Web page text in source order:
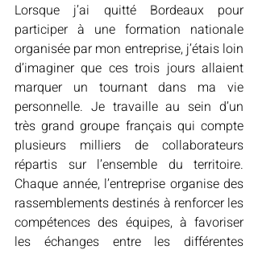
Lorsque j’ai quitté Bordeaux pour
participer à une formation nationale
organisée par mon entreprise, j’étais loin
d’imaginer que ces trois jours allaient
marquer un tournant dans ma vie
personnelle. Je travaille au sein d’un
très grand groupe français qui compte
plusieurs milliers de collaborateurs
répartis sur l’ensemble du territoire.
Chaque année, l’entreprise organise des
rassemblements destinés à renforcer les
compétences des équipes, à favoriser
les échanges entre les différentes